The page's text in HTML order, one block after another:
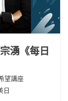
湧《每日
望講座
日